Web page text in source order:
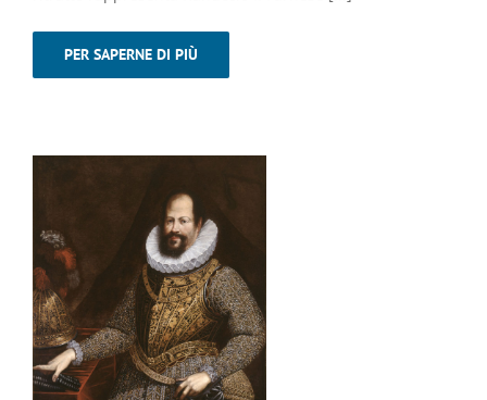
PER SAPERNE DI PIÙ